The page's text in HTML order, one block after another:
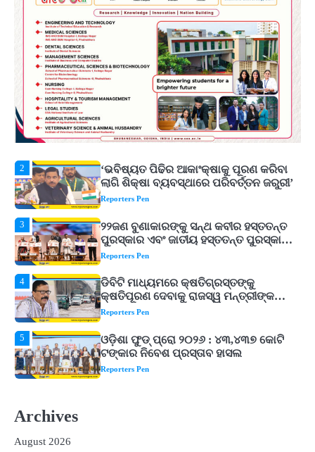
ଟଙ୍କାର ନିବେଶ ପ୍ରସ୍ତାବ ହାସଲ
Reporters Pen
ଘରର ବାସ୍ତୁଦୋଷ ଦୂର କରିବ ଲିଲି ଫୁଲ!
Reporters Pen
‘ଭବିଷ୍ୟତ ପିଢିର ଆକାଂକ୍ଷାକୁ ପୂରଣ କରିବା
ଲାଗି ଶିକ୍ଷା ବ୍ୟବସ୍ଥାରେ ପରିବର୍ତ୍ତନ ଜରୁରୀ’
Reporters Pen
3
୨୨ଜଣ ବୁଣାକାରଙ୍କୁ ସନ୍ଥ କବୀର ହସ୍ତତନ୍ତ
ପୁରସ୍କାର ଏବଂ ଜାତୀୟ ହସ୍ତତନ୍ତ ପୁରସ୍କାର
ପ୍ରଦାନ, ଓଡ଼ିଶାରୁ ୨ ଜଣଙ୍କୁ ମିଳିଲା
Reporters Pen
4
ଡିବିଟି ମାଧ୍ୟମରେ କ୍ଷତିଗ୍ରସ୍ତଙ୍କୁ
କ୍ଷତିପୂରଣ ଦେବାକୁ ରାଜସ୍ୱ ମନ୍ତ୍ରୀଙ୍କ
ନିର୍ଦ୍ଦେଶ
Reporters Pen
5
ଓଡ଼ିଶା ଫୁଡ୍ ପ୍ରୋ ୨୦୨୬ : ୪୩,୪୩୭ କୋଟି
ଟଙ୍କାର ନିବେଶ ପ୍ରସ୍ତାବ ହାସଲ
Reporters Pen
1
ଘରର ବାସ୍ତୁଦୋଷ ଦୂର କରିବ ଲିଲି ଫୁଲ!
Reporters Pen
Archives
August 2026